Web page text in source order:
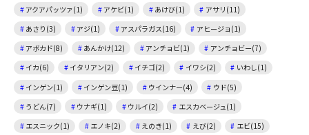
アクアパッツァ(1)
アケビ(1) あけび(1)
アサリ(11)
あさり(3)
アジ(1) アスパラガス(16)
アヒージョ(1)
アボカド(8)
あんかけ(12) アンチョビ(1)
アンチョビー(7)
イカ(6)
イタリアン(2) イチゴ(2) イワシ(2)
いわし(1)
インゲン(1)
インゲン豆(1) ウインナー(4)
ウド(5)
うどん(7)
ウナギ(1) ウルイ(2)
エスカベージュ(1)
エスニック(1)
エノキ(2) えのき(1) えび(2)
エビ(15)